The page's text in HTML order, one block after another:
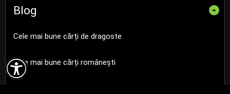

Blog -
Cele mai bune cărți de dragoste
Cele mai bune cărți românești